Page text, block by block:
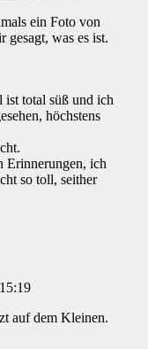
ein Foto von
gesagt, was es ist.
total süß und ich
höchstens
Erinnerungen, ich
so toll, seither
auf dem Kleinen.